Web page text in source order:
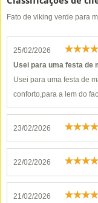
Fato de viking verde para
25/02/2026
Usei para uma festa de
Usei para uma festa de
conforto,para a lem do
23/02/2026
22/02/2026
21/02/2026